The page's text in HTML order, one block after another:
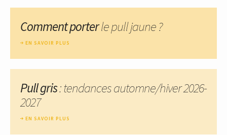
Comment porterle pull jaune ?
EN SAVOIR PLUS
Pull gris: tendances automne/hiver 2026-
2027
EN SAVOIR PLUS